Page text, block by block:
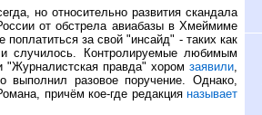
но относительно развития скандала
от обстрела авиабазы в Хмеймиме
поплатиться за свой "инсайд" - таких как
случилось. Контролируемые любимым
правда" хором заявили,
выполнил разовое поручение. Однако,
причём кое-где редакцияназывает